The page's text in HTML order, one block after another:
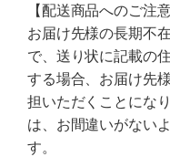
【配送商品へのご注
お届け先様の長期不
で、送り状に記載の
する場合、お届け先
担いただくことにな
は、お間違いがない
す。